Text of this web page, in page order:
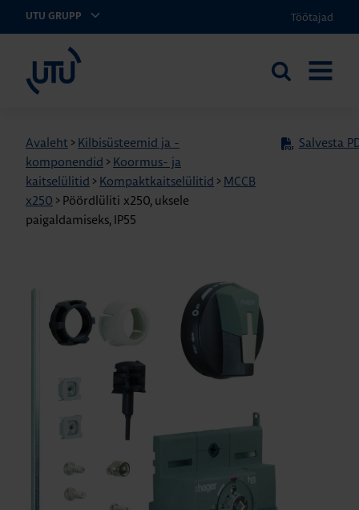
UTU GRUPP Töötajad
Otsi
Avaleht > Kilbisüsteemid ja -
komponendid > Koormus- ja
kaitselülitid > Kompaktkaitselülitid > MCCB
x250 > Pöördlüliti x250, uksele
paigaldamiseks, IP55
Salvesta